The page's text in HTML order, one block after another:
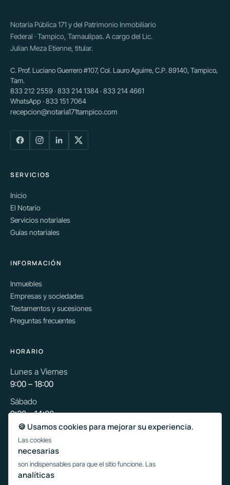
Notaría Pública 171 y del Patrimonio Inmobiliario
Federal · Tampico, Tamaulipas. A cargo del Lic.
Julian Meza Etienne, titular.
C. Prof. Luciano Guerrero #107, Col. Lauro Aguirre, C.P. 89140, Tampico,
Tam.
833 212 2559 · 833 214 1384 · 833 214 4661
WhatsApp · 833 151 7064
recepcion@notaria171tampico.com
SERVICIOS
Inicio
El Notario
Servicios notariales
Guías notariales
INFORMACIÓN
Inmuebles
Empresas y sociedades
Testamentos y sucesiones
Preguntas frecuentes
HORARIO
Lunes a Viernes
9:00 – 18:00
Sábado
9:30 – 14:00
Escribir por WhatsApp
🍪 Usamos cookies para mejorar su experiencia.
Las cookies
necesarias
son indispensables para que el sitio funcione. Las
analíticas